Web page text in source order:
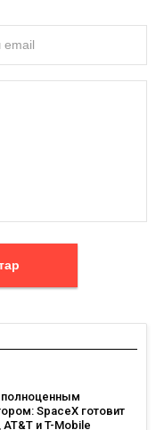
полноценным
SpaceX готовит
и T-Mobile